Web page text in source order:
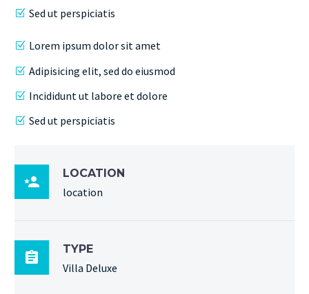
Sed ut perspiciatis
Lorem ipsum dolor sit amet
Adipisicing elit, sed do eiusmod
Incididunt ut labore et dolore
Sed ut perspiciatis

LOCATION
location

TYPE
Villa Deluxe